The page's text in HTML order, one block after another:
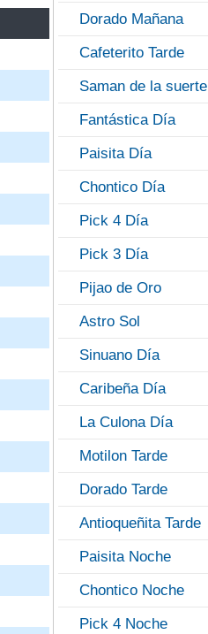
Dorado Mañana
Cafeterito Tarde
Saman de la suerte
Fantástica Día
Paisita Día
Chontico Día
Pick 4 Día
Pick 3 Día
Pijao de Oro
Astro Sol
Sinuano Día
Caribeña Día
La Culona Día
Motilon Tarde
Dorado Tarde
Antioqueñita Tarde
Paisita Noche
Chontico Noche
Pick 4 Noche